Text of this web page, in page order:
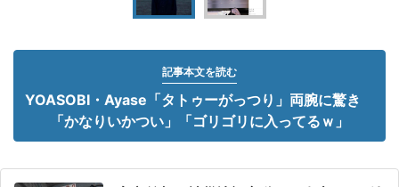
記事本文を読む
YOASOBI・Ayase「タトゥーがっつり」両腕に驚き
「かなりいかつい」「ゴリゴリに入ってるｗ」